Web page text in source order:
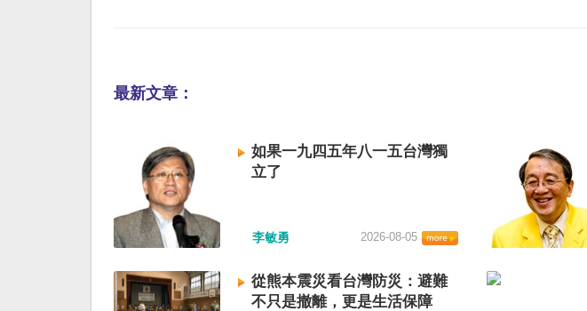
最新文章：
如果一九四五年八一五台灣獨
立了
李敏勇 2026-08-05
從熊本震災看台灣防災：避難
不只是撤離，更是生活保障